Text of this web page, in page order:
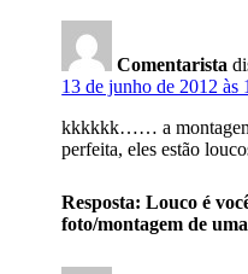
Comentarista
13 de junho de 2012 às
kkkkkk…… a montagem
perfeita, eles estão
Resposta: Louco é
foto/montagem de